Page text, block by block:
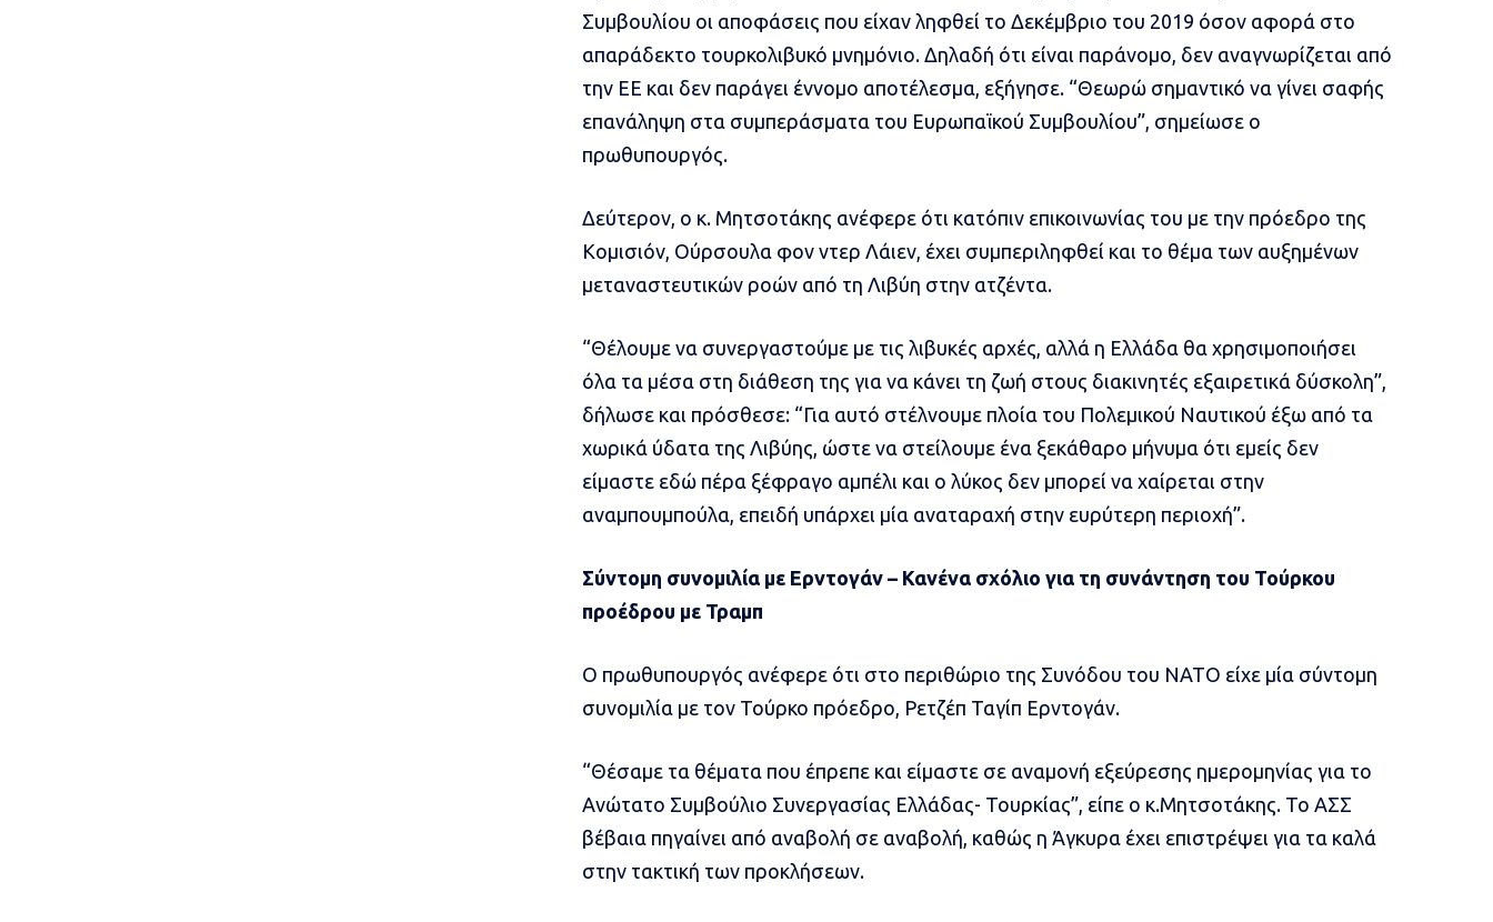
Συμβουλίου οι αποφάσεις που είχαν ληφθεί το Δεκέμβριο του 2019 όσον αφορά στο
απαράδεκτο τουρκολιβυκό μνημόνιο. Δηλαδή ότι είναι παράνομο, δεν αναγνωρίζεται από
την ΕΕ και δεν παράγει έννομο αποτέλεσμα, εξήγησε. “Θεωρώ σημαντικό να γίνει σαφής
επανάληψη στα συμπεράσματα του Ευρωπαϊκού Συμβουλίου”, σημείωσε ο
πρωθυπουργός.
Δεύτερον, ο κ. Μητσοτάκης ανέφερε ότι κατόπιν επικοινωνίας του με την πρόεδρο της
Κομισιόν, Ούρσουλα φον ντερ Λάιεν, έχει συμπεριληφθεί και το θέμα των αυξημένων
μεταναστευτικών ροών από τη Λιβύη στην ατζέντα.
“Θέλουμε να συνεργαστούμε με τις λιβυκές αρχές, αλλά η Ελλάδα θα χρησιμοποιήσει
όλα τα μέσα στη διάθεση της για να κάνει τη ζωή στους διακινητές εξαιρετικά δύσκολη”,
δήλωσε και πρόσθεσε: “Για αυτό στέλνουμε πλοία του Πολεμικού Ναυτικού έξω από τα
χωρικά ύδατα της Λιβύης, ώστε να στείλουμε ένα ξεκάθαρο μήνυμα ότι εμείς δεν
είμαστε εδώ πέρα ξέφραγο αμπέλι και ο λύκος δεν μπορεί να χαίρεται στην
αναμπουμπούλα, επειδή υπάρχει μία αναταραχή στην ευρύτερη περιοχή”.
Σύντομη συνομιλία με Ερντογάν – Κανένα σχόλιο για τη συνάντηση του Τούρκου
προέδρου με Τραμπ
Ο πρωθυπουργός ανέφερε ότι στο περιθώριο της Συνόδου του ΝΑΤΟ είχε μία σύντομη
συνομιλία με τον Τούρκο πρόεδρο, Ρετζέπ Ταγίπ Ερντογάν.
“Θέσαμε τα θέματα που έπρεπε και είμαστε σε αναμονή εξεύρεσης ημερομηνίας για το
Ανώτατο Συμβούλιο Συνεργασίας Ελλάδας- Τουρκίας”, είπε ο κ.Μητσοτάκης. Το ΑΣΣ
βέβαια πηγαίνει από αναβολή σε αναβολή, καθώς η Άγκυρα έχει επιστρέψει για τα καλά
στην τακτική των προκλήσεων.